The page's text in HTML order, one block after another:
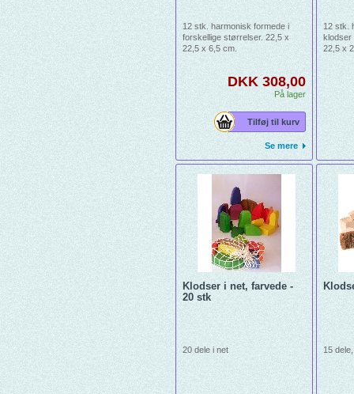
12 stk. harmonisk formede i
forskellige størrelser. 22,5 x
22,5 x 6,5 cm.
DKK 308,00
På lager
Tilføj til kurv
Se mere
12 stk.
klodser
22,5 x
Klodser i net, farvede -
20 stk
20 dele i net 15